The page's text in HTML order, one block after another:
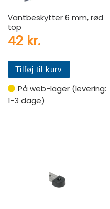
Vantbeskytter 6 mm, rød
top
42 kr.
Tilføj til kurv
På web-lager (levering:
1-3 dage)